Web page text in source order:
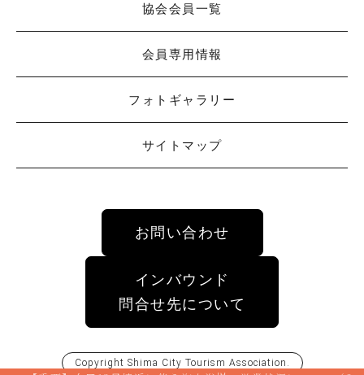
協会会員一覧
会員専用情報
フォトギャラリー
サイトマップ
お問い合わせ
インバウンド
問合せ先について
Copyright Shima City Tourism Association